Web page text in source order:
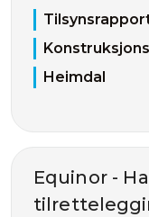
Heimdal
Equinor -